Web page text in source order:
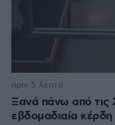
Ξανά πάνω από τις
εβδομαδιαία
πριν 5 λεπτά